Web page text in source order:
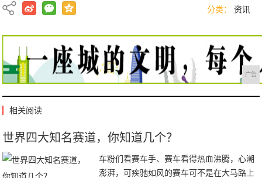
分类： 资讯
广告
相关阅读
世界四大知名赛道，你知道几个？
车粉们看赛车手、赛车看得热血沸腾，心潮
澎湃，可疾驰如风的赛车可不是在大马路上